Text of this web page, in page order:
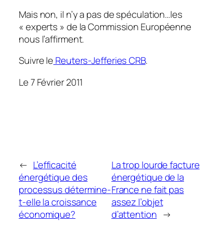
Mais non, il n’y a pas de spéculation…les
« experts » de la Commission Européenne
nous l’affirment.
Suivre le Reuters-Jefferies CRB.
Le 7 Février 2011
← L’efficacité
énergétique des
processus détermine-
t-elle la croissance
économique?
La trop lourde facture
énergétique de la
France ne fait pas
assez l’objet
d’attention →